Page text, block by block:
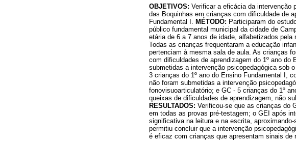
OBJETIVOS: Verificar a eficácia da intervenção
das Boquinhas em crianças com dificuldade de
Fundamental I. MÉTODO: Participaram do
público fundamental municipal da cidade de
etária de 6 a 7 anos de idade, alfabetizados pela
Todas as crianças frequentaram a educação
pertenciam à mesma sala de aula. As crianças
com dificuldades de aprendizagem do 1º ano do
submetidas a intervenção psicopedagógica sob
3 crianças do 1º ano do Ensino Fundamental I,
não foram submetidas a intervenção
fonovisuoarticulatório; e GC - 5 crianças do 1º
queixas de dificuldades de aprendizagem, não
RESULTADOS: Verificou-se que as crianças do
em todas as provas pré-testagem; o GEI após
significativa na leitura e na escrita, aproximando-
permitiu concluir que a intervenção
é eficaz com crianças que apresentam sinais de